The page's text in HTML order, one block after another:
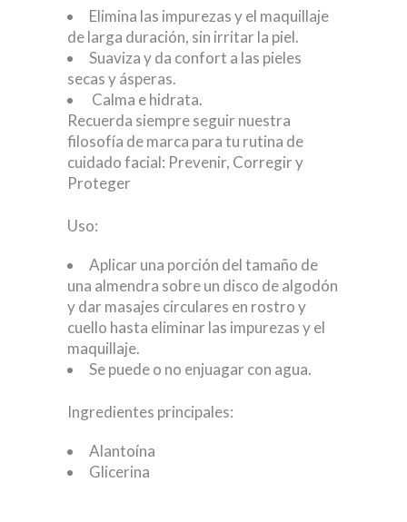
Elimina las impurezas y el maquillaje
de larga duración, sin irritar la piel.
Suaviza y da confort a las pieles
secas y ásperas.
Calma e hidrata.
Recuerda siempre seguir nuestra
filosofía de marca para tu rutina de
cuidado facial: Prevenir, Corregir y
Proteger
Uso:
Aplicar una porción del tamaño de
una almendra sobre un disco de algodón
y dar masajes circulares en rostro y
cuello hasta eliminar las impurezas y el
maquillaje.
Se puede o no enjuagar con agua.
Ingredientes principales:
Alantoína
Glicerina